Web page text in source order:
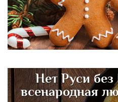
Нет Руси
всенародная